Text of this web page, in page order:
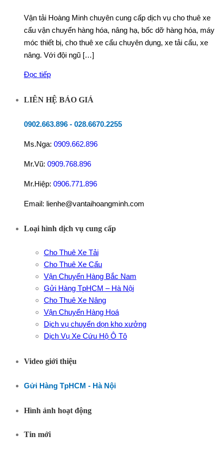
Vận tải Hoàng Minh chuyên cung cấp dịch vụ cho thuê xe
cẩu vận chuyển hàng hóa, nâng hạ, bốc dỡ hàng hóa, máy
móc thiết bị, cho thuê xe cẩu chuyên dụng, xe tải cẩu, xe
nâng. Với đội ngũ […]
Đọc tiếp
LIÊN HỆ BÁO GIÁ
0902.663.896 - 028.6670.2255
Ms.Nga: 0909.662.896
Mr.Vũ: 0909.768.896
Mr.Hiệp: 0906.771.896
Email: lienhe@vantaihoangminh.com
Loại hình dịch vụ cung cấp
Cho Thuê Xe Tải
Cho Thuê Xe Cẩu
Vận Chuyển Hàng Bắc Nam
Gửi Hàng TpHCM – Hà Nội
Cho Thuê Xe Nâng
Vận Chuyển Hàng Hoá
Dịch vụ chuyển dọn kho xưởng
Dịch Vụ Xe Cứu Hộ Ô Tô
Video giới thiệu
Gửi Hàng TpHCM - Hà Nội
Hình ảnh hoạt động
Tin mới